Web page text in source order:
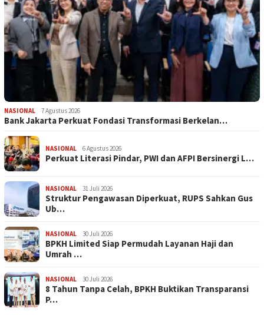
NASIONAL 7 Agustus 2026
Bank Jakarta Perkuat Fondasi Transformasi Berkelan…
NASIONAL 6 Agustus 2026
Perkuat Literasi Pindar, PWI dan AFPI Bersinergi L…
NASIONAL 31 Juli 2026
​Struktur Pengawasan Diperkuat, RUPS Sahkan Gus
Ub…
NASIONAL 30 Juli 2026
BPKH Limited Siap Permudah Layanan Haji dan
Umrah …
NASIONAL 30 Juli 2026
​8 Tahun Tanpa Celah, BPKH Buktikan Transparansi
P…